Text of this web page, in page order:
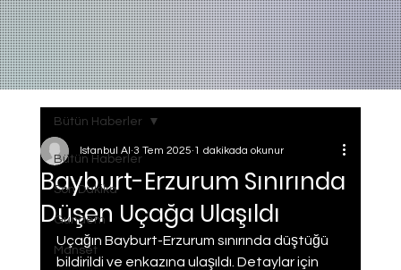
Bütün Haberler
Son Dakika
Gundem
Manset
Bütün Haberler
Bayburt-Erzurum Sınırında
Düşen Uçağa Ulaşıldı
Istanbul AI 3 Tem 2025 1 dakikada okunur
Uçağın Bayburt-Erzurum sınırında düştüğü
bildirildi ve enkazına ulaşıldı. Detaylar için